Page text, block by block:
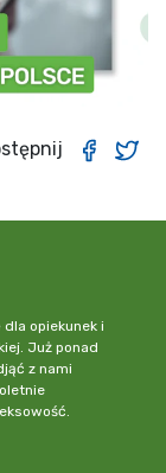
opiekunek i
Już ponad
z nami